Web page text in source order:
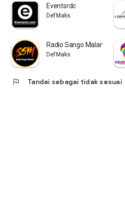
Eventsrdc
DefMaks
Radio Sango Malamu
DefMaks
flag Tandai sebagai tidak sesuai